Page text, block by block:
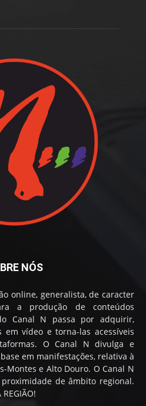
NÓS
online, generalista, de caracter
a produção de conteúdos
Canal N passa por adquirir,
vídeo e torna-las acessíveis
O Canal N divulga e
em manifestações, relativa à
Montes e Alto Douro. O Canal N
de âmbito regional.